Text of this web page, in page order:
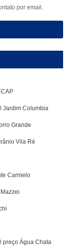
por email.
Jardim Columbia
Grande
Vila Ré
Carmelo
preço Água Chata